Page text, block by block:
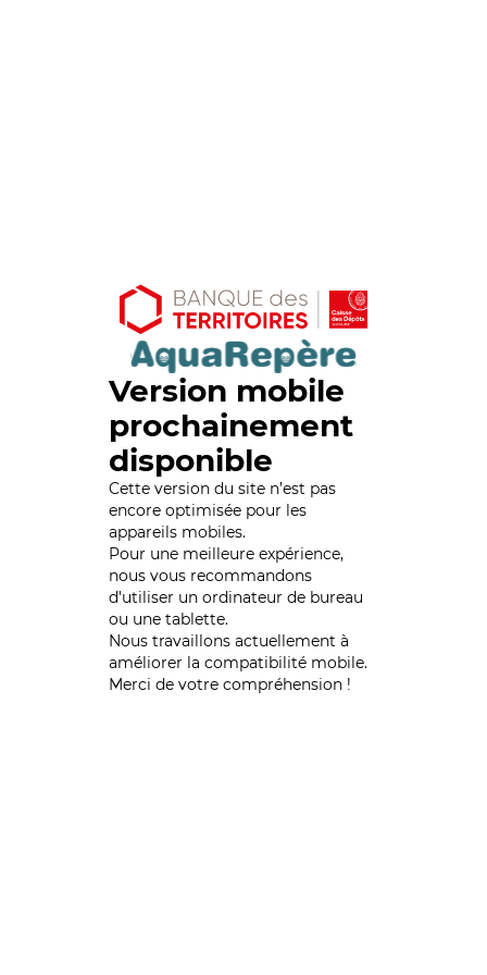
Version mobile
prochainement
disponible
Cette version du site n’est pas
encore optimisée pour les
appareils mobiles.
Pour une meilleure expérience,
nous vous recommandons
d'utiliser un ordinateur de bureau
ou une tablette.
Nous travaillons actuellement à
améliorer la compatibilité mobile.
Merci de votre compréhension !